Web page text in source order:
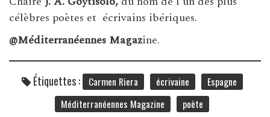
célèbres poètes et écrivains ibériques.
@Méditerranéennes Magazine.
Étiquettes : Carmen Riera écrivaine
Espagne
Méditerranéennes Magazine
poète